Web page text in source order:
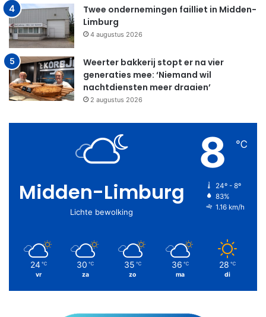
Twee ondernemingen failliet in Midden-
Limburg
4 augustus 2026
Weerter bakkerij stopt er na vier
generaties mee: ‘Niemand wil
nachtdiensten meer draaien’
2 augustus 2026
Midden-Limburg
Lichte bewolking
8 ℃
24º - 8º
83%
1.16 km/h
24 ℃
vr
30 ℃
za
35 ℃
zo
36 ℃
ma
28 ℃
di